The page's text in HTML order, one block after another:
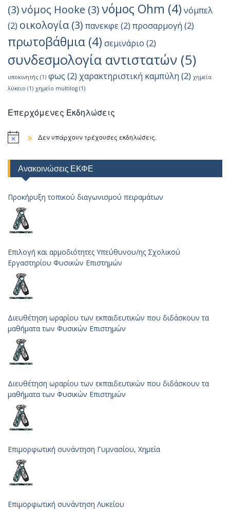
(3)νόμος Hooke (3)νόμος Ohm (4) νόμπελ
(2) οικολογία(3) πανεκφε(2) προσαρμογή (2)
πρωτοβάθμια (4) σεμινάριο (2)
συνδεσμολογία αντιστατών (5)
υποκινητής (1) φως (2) χαρακτηριστική καμπύλη (2) χημεία
λύκειο (1) χημείο multilog (1)
Επερχόμενες Εκδηλώσεις
Δεν υπάρχουν τρέχουσες εκδηλώσεις.
Ανακοινώσεις ΕΚΦΕ
Προκήρυξη τοπικού διαγωνισμού πειραμάτων
Επιλογή και αρμοδιότητες Υπεύθυνου/ης Σχολικού
Εργαστηρίου Φυσικών Επιστημών
Διευθέτηση ωραρίου των εκπαιδευτικών που διδάσκουν τα
μαθήματα των Φυσικών Επιστημών
Διευθέτηση ωραρίου των εκπαιδευτικών που διδάσκουν τα
μαθήματα των Φυσικών Επιστημών
Επιμορφωτική συνάντηση Γυμνασίου, Χημεία
Επιμορφωτική συνάντηση Λυκείου